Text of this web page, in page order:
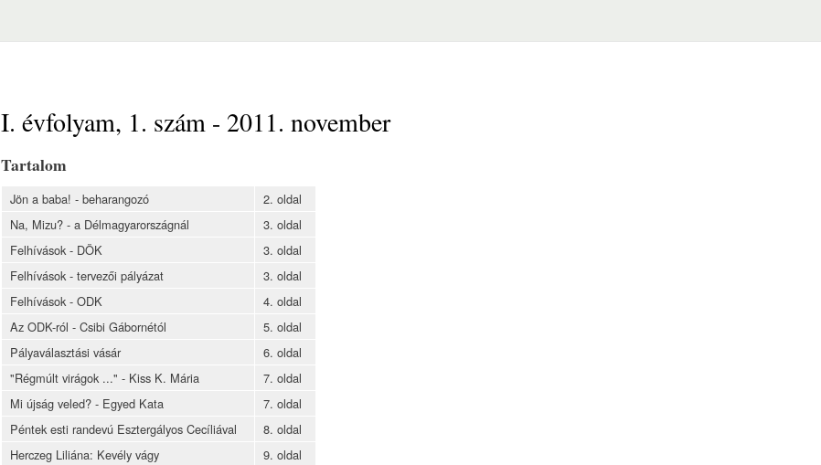
I. évfolyam, 1. szám - 2011. november
Tartalom
Jön a baba! - beharangozó
2. oldal
Na, Mizu? - a Délmagyarországnál
3. oldal
Felhívások - DÖK
3. oldal
Felhívások - tervezői pályázat
3. oldal
Felhívások - ODK
4. oldal
Az ODK-ról - Csibi Gábornétól
5. oldal
Pályaválasztási vásár
6. oldal
"Régmúlt virágok ..." - Kiss K. Mária
7. oldal
Mi újság veled? - Egyed Kata
7. oldal
Péntek esti randevú Esztergályos Cecíliával
8. oldal
Herczeg Liliána: Kevély vágy
9. oldal